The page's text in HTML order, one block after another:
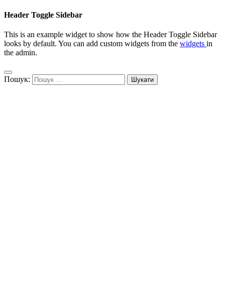
Header Toggle Sidebar
This is an example widget to show how the Header Toggle Sidebar
looks by default. You can add custom widgets from the widgets in
the admin.
Пошук: